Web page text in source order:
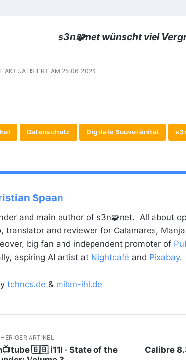
s3n🧩net wünscht viel
AKTUALISIERT AM 25.06.2026
Datenschutz Digitale Souveränität
Spaan
and main author of s3n🧩net. All about
translator and reviewer for Calamares,
big fan and independent promoter of
aspiring AI artist at Nightcafé and Pixabay.
tchncs.de & milan-ihl.de
ARTIKEL
🇬🇧 i11l · State of the
Calibre